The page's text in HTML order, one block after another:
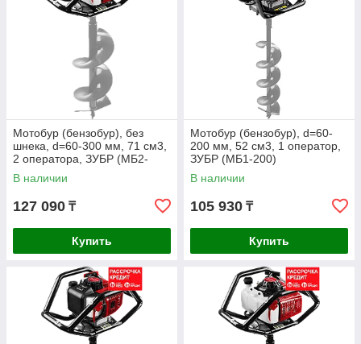
Мотобур (бензобур), без
шнека, d=60-300 мм, 71 см3,
2 оператора, ЗУБР (МБ2-
300)
В наличии
127 090 ₸
Купить
Мотобур (бензобур), d=60-
200 мм, 52 см3, 1 оператор,
ЗУБР (МБ1-200)
В наличии
105 930 ₸
Купить